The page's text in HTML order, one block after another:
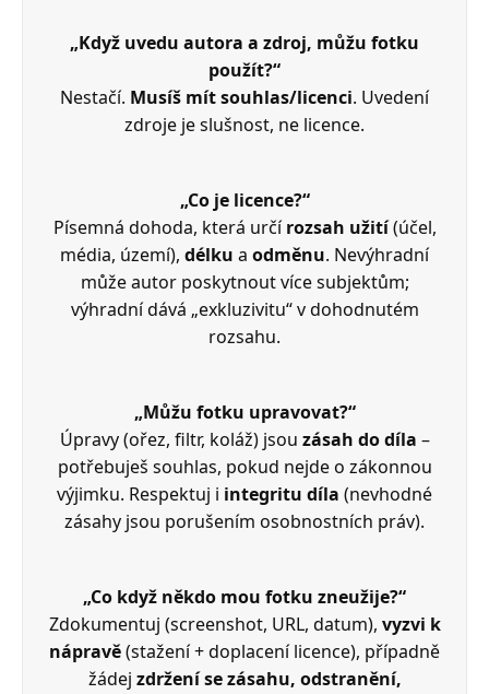
„Když uvedu autora a zdroj, můžu fotku
použít?“
Nestačí. Musíš mít souhlas/licenci. Uvedení
zdroje je slušnost, ne licence.
„Co je licence?“
Písemná dohoda, která určírozsah užití(účel,
média, území), délku a odměnu. Nevýhradní
může autor poskytnout více subjektům;
výhradní dává „exkluzivitu“ v dohodnutém
rozsahu.
„Můžu fotku upravovat?“
Úpravy (ořez, filtr, koláž) jsou zásah do díla –
potřebuješ souhlas, pokud nejde o zákonnou
výjimku. Respektuj i integritu díla (nevhodné
zásahy jsou porušením osobnostních práv).
„Co když někdo mou fotku zneužije?“
Zdokumentuj (screenshot, URL, datum), vyzvi k
nápravě(stažení + doplacení licence), případně
žádej zdržení se zásahu, odstranění,